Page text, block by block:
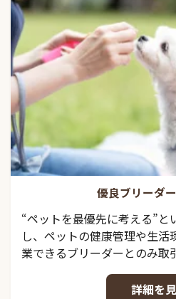
優良ブリーダ
“ペットを最優先に考える”と
し、ペットの健康管理や生
業できるブリーダーとのみ取
詳細を